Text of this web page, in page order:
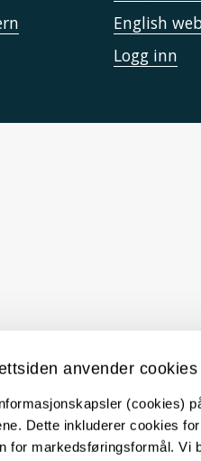
anvender cookies
(cookies)
Dette inkluderer cookies
for markedsføringsformål. Vi
English
Logg inn